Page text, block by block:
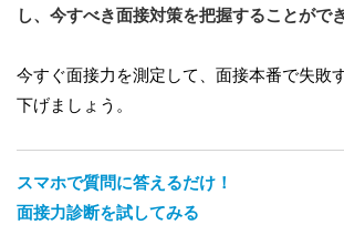
し、今すべき面接対策を把握することがで
今すぐ面接力を測定して、面接本番で失敗
下げましょう。
スマホで質問に答えるだけ！
面接力診断を試してみる